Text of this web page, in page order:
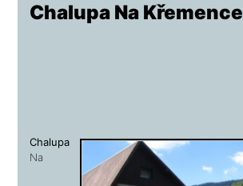
Chalupa Na Křemence
Chalupa
Na